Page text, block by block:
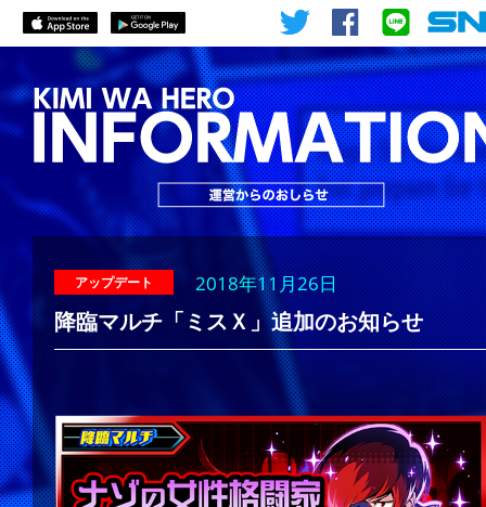
アップデート 2018年11月26日
降臨マルチ「ミスＸ」追加のお知らせ